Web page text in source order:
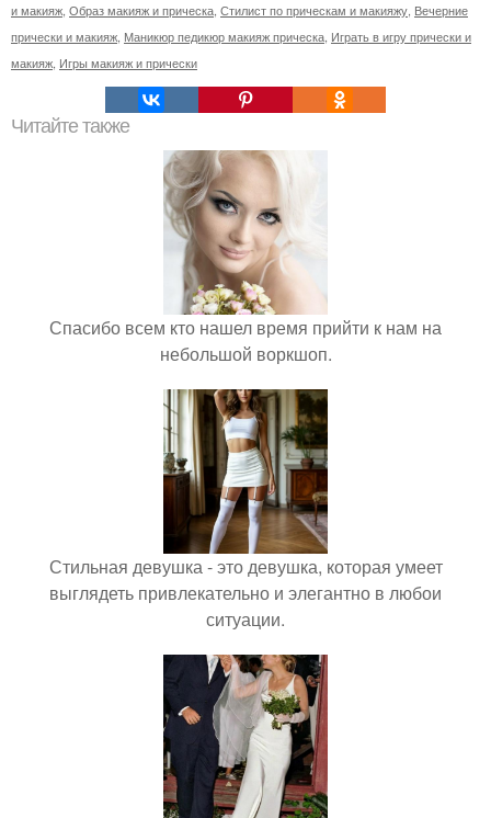
и макияж Образ макияж и прическа Стилист по прическам и макияжу Вечерние
прически и макияж Маникюр педикюр макияж прическа Играть в игру прически и
макияж Игры макияж и прически
Читайте также
Спасибо всем кто нашел время прийти к нам на
небольшой воркшоп.
Стильная девушка - это девушка, которая умеет
выглядеть привлекательно и элегантно в любои
ситуации.